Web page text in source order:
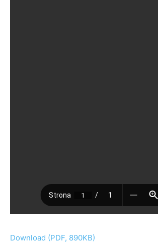
Download (PDF, 890KB)